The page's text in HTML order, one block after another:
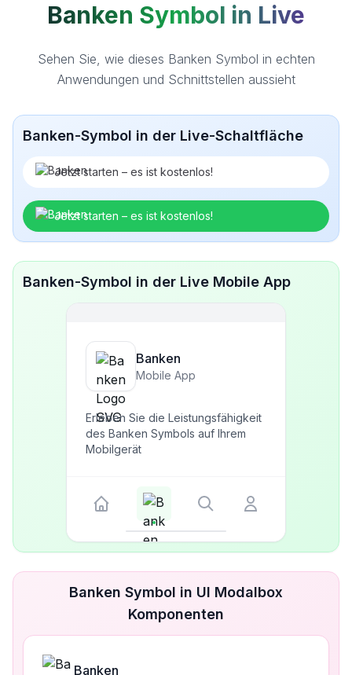
Banken Symbol in Live
Sehen Sie, wie dieses Banken Symbol in echten
Anwendungen und Schnittstellen aussieht
Banken-Symbol in der Live-Schaltfläche
Jetzt starten – es ist kostenlos!
Jetzt starten – es ist kostenlos!
Banken-Symbol in der Live Mobile App
Banken
Mobile App
Erleben Sie die Leistungsfähigkeit
des Banken Symbols auf Ihrem
Mobilgerät
Banken Symbol in UI Modalbox
Komponenten
Banken